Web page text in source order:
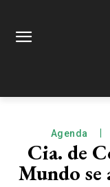
Agenda
Cia. de
Mundo se